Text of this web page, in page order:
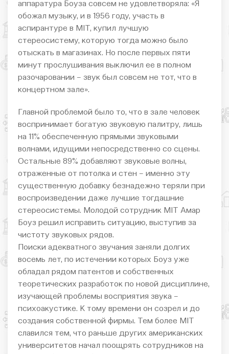
аппаратура Боуза совсем не удовлетворяла: «Я
обожал музыку, и в 1956 году, участь в
аспирантуре в MIT, купил лучшую
стереосистему, которую тогда можно было
отыскать в магазинах. Но после первых пяти
минут прослушивания выключил ее в полном
разочаровании – звук был совсем не тот, что в
концертном зале».
Главной проблемой было то, что в зале человек
воспринимает богатую звуковую палитру, лишь
на 11% обеспеченную прямыми звуковыми
волнами, идущими непосредственно со сцены.
Остальные 89% добавляют звуковые волны,
отраженные от потолка и стен – именно эту
существенную добавку безнадежно теряли при
воспроизведении даже лучшие тогдашние
стереосистемы. Молодой сотрудник MIT Амар
Боуз решил исправить ситуацию, выступив за
чистоту звуковых рядов.
Поиски адекватного звучания заняли долгих
восемь лет, по истечении которых Боуз уже
обладал рядом патентов и собственных
теоретических разработок по новой дисциплине,
изучающей проблемы восприятия звука –
психоакустике. К тому времени он созрел и до
создания собственной фирмы. Тем более MIT
славился тем, что раньше других американских
университетов начал поощрять сотрудников на